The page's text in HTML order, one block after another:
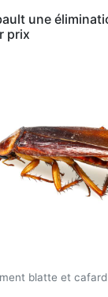
une
prix
blatte et cafard